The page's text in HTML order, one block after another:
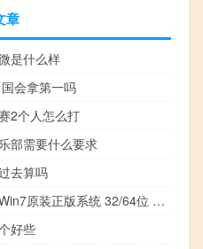
章
是什么样
会拿第一吗
2个人怎么打
部需要什么要求
去算吗
联想笔记本Win7原装正版系统 32/64位 官方最新版（联想笔记本Win7原装正版系统 32/64位 官方最新版功能简介）
好些